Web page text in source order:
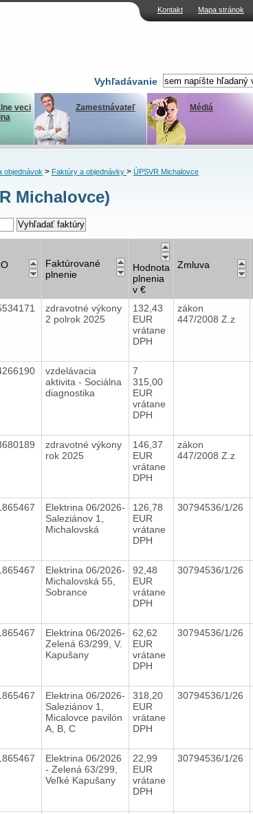
Kontakt Mapa stránok
Vyhľadávanie
veci
Zamestnávateľ Médiá
objednávok> Faktúry a objednávky > ÚPSVR Michalovce
Michalovce)
Faktúrované
plnenie
Hodnota
plnenia
v €
Zmluva
zdravotné výkony
2 polrok 2025
132,43
EUR
vrátane
DPH
zákon
447/2008 Z.z
vzdelávacia
aktivita - Sociálna
diagnostika
7
315,00
EUR
vrátane
DPH
zdravotné výkony
rok 2025
146,37
EUR
vrátane
DPH
zákon
447/2008 Z.z
Elektrina 06/2026-
Saleziánov 1,
Michalovská
126,78
EUR
vrátane
DPH
30794536/1/26
Elektrina 06/2026-
Michalovská 55,
Sobrance
92,48
EUR
vrátane
DPH
30794536/1/26
Elektrina 06/2026-
Zelená 63/299, V.
Kapušany
62,62
EUR
vrátane
DPH
30794536/1/26
Elektrina 06/2026-
Saleziánov 1,
Micalovce pavilón
A, B, C
318,20
EUR
vrátane
DPH
30794536/1/26
Elektrina 06/2026
- Zelená 63/299,
Veľké Kapušany
22,99
EUR
vrátane
DPH
30794536/1/26